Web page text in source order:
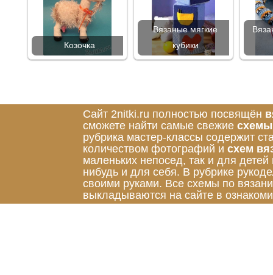
Козочка
Вязаные мягкие
кубики
Сайт 2nitki.ru полностью посвящён
сможете найти самые свежие схемы
рубрика мастер-классы содержит
количеством фотографий и схем
маленьких непосед, так и для
нибудь и для себя. В рубрике
своими руками. Все схемы по
выкладываются на сайте в